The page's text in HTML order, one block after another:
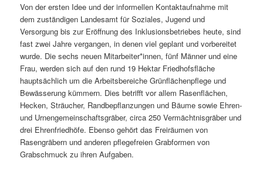
Von der ersten Idee und der informellen Kontaktaufnahme mit
dem zuständigen Landesamt für Soziales, Jugend und
Versorgung bis zur Eröffnung des Inklusionsbetriebes heute, sind
fast zwei Jahre vergangen, in denen viel geplant und vorbereitet
wurde. Die sechs neuen Mitarbeiter*innen, fünf Männer und eine
Frau, werden sich auf den rund 19 Hektar Friedhofsfläche
hauptsächlich um die Arbeitsbereiche Grünflächenpflege und
Bewässerung kümmern. Dies betrifft vor allem Rasenflächen,
Hecken, Sträucher, Randbepflanzungen und Bäume sowie Ehren-
und Urnengemeinschaftsgräber, circa 250 Vermächtnisgräber und
drei Ehrenfriedhöfe. Ebenso gehört das Freiräumen von
Rasengräbern und anderen pflegefreien Grabformen von
Grabschmuck zu ihren Aufgaben.